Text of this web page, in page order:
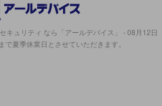
キュリティ なら「アールデバイス」 - 08月12日
で夏季休業日とさせていただきます。